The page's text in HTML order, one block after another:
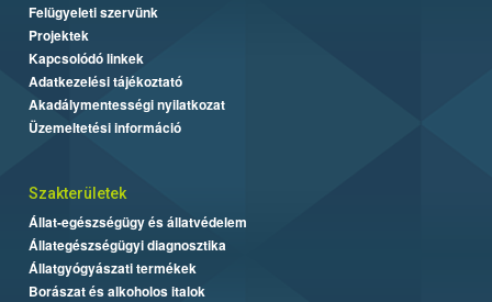
Felügyeleti szervünk
Projektek
Kapcsolódó linkek
Adatkezelési tájékoztató
Akadálymentességi nyilatkozat
Üzemeltetési információ
Szakterületek
Állat-egészségügy és állatvédelem
Állategészségügyi diagnosztika
Állatgyógyászati termékek
Borászat és alkoholos italok